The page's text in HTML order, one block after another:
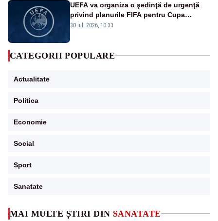
MAI MULTE ȘTIRI DIN SANATATE
UEFA va organiza o şedinţă de urgenţă
privind planurile FIFA pentru Cupa
Mondială
30 iul. 2026, 10:33
CATEGORII POPULARE
Actualitate
Politica
Economie
Social
Sport
Sanatate